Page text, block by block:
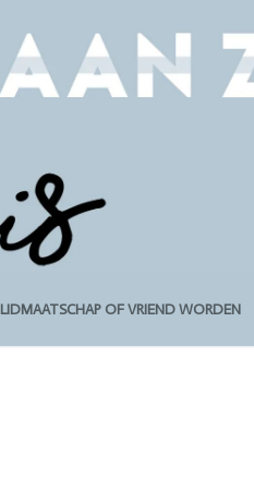
LIDMAATSCHAP OF VRIEND WORDEN